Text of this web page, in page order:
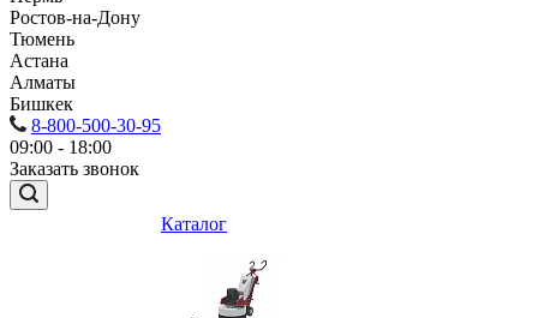
Ростов-на-Дону
Тюмень
Астана
Алматы
Бишкек
8-800-500-30-95
09:00 - 18:00
Заказать звонок
Каталог